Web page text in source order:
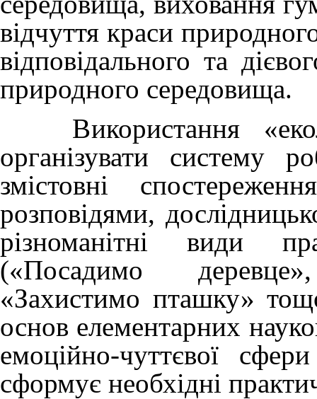
відчуття краси
відповідального та
природного середовища.
Використання
організувати систему
змістовні
розповідями,
різноманітні види
(«Посадимо
«Захистимо пташку»
основ елементарних
емоційно-чуттєвої
сформує необхідні